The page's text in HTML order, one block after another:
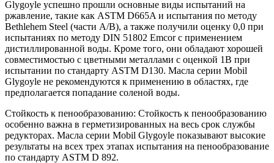
Glygoyle успешно прошли основные виды испытаний на
ржавление, такие как ASTM D665A и испытания по методу
Bethlehem Steel (части A/B), а также получили оценку 0,0 при
испытаниях по методу DIN 51802 Emcor с применением
дистиллированной воды. Кроме того, они обладают хорошей
совместимостью с цветными металлами с оценкой 1B при
испытании по стандарту ASTM D130. Масла серии Mobil
Glygoyle не рекомендуются к применению в областях, где
предполагается попадание соленой воды.
Стойкость к пенообразованию: Стойкость к пенообразованию
особенно важна в герметизированных на весь срок службы
редукторах. Масла серии Mobil Glygoyle показывают высокие
результаты на всех трех этапах испытания на пенообразование
по стандарту ASTM D 892.